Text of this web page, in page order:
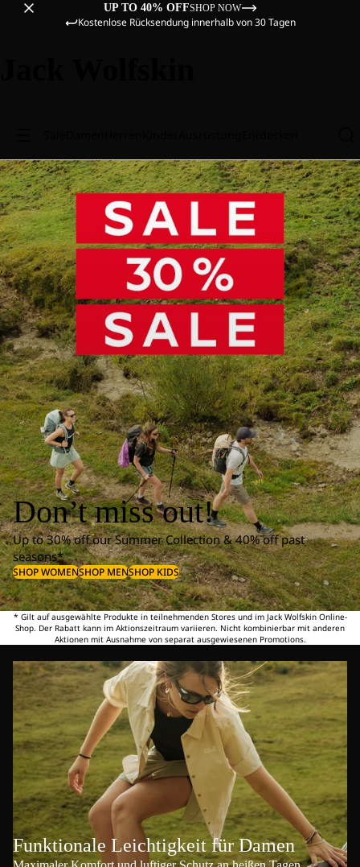
UP TO 40% OFFSHOP NOW
Kostenlose Rücksendung innerhalb von 30 Tagen
Don’t miss out!
Up to 30% off our Summer Collection & 40% off past
seasons*
SHOP WOMENSHOP MENSHOP KIDS
* Gilt auf ausgewählte Produkte in teilnehmenden Stores und im Jack Wolfskin Online-
Shop. Der Rabatt kann im Aktionszeitraum variieren. Nicht kombinierbar mit anderen
Aktionen mit Ausnahme von separat ausgewiesenen Promotions.
Funktionale Leichtigkeit für Damen